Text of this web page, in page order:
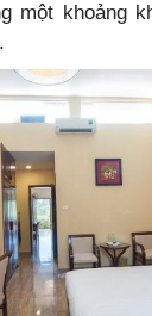
một khoảng